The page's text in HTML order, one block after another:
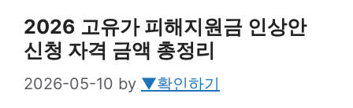
2026 고유가 피해지원금 인상안
신청 자격 금액 총정리
2026-05-10 by ▼확인하기